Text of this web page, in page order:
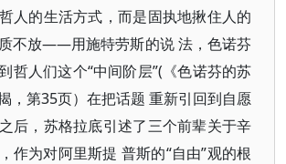
人的生活方式，而是固执地揪住人的
不放——用施特劳斯的说 法，色诺芬
哲人们这个“中间阶层”(《色诺芬的苏
，第35页）在把话题 重新引回到自愿
后，苏格拉底引述了三个前辈关于辛
作为对阿里斯提 普斯的“自由”观的根